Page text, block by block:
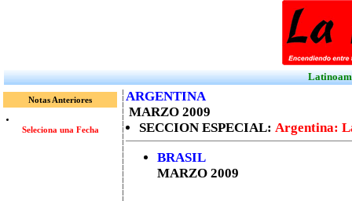
Notas Anteriores
Seleciona una Fecha
ARGENTINA
MARZO 2009
SECCION ESPECIAL: Argentina:
BRASIL
MARZO 2009